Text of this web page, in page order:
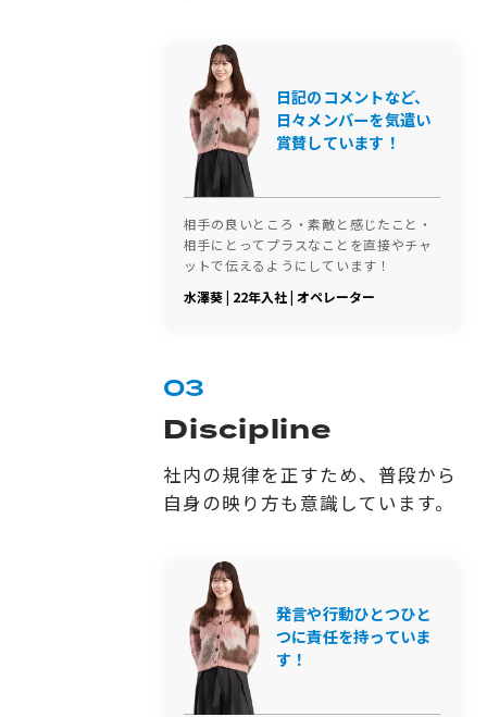
日記のコメントなど、
日々メンバーを気遣い
賞賛しています！
相手の良いところ・素敵と感じたこと・
相手にとってプラスなことを直接やチャ
ットで伝えるようにしています！
水澤葵 | 22年入社 | オペレーター
03
Discipline
社内の規律を正すため、普段から
自身の映り方も意識しています。
発言や行動ひとつひと
つに責任を持っていま
す！